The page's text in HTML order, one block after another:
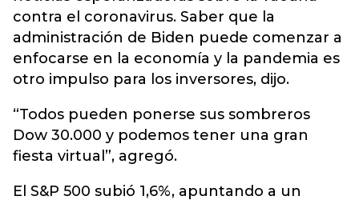
contra el coronavirus. Saber que la
administración de Biden puede comenzar a
enfocarse en la economía y la pandemia es
otro impulso para los inversores, dijo.
“Todos pueden ponerse sus sombreros
Dow 30.000 y podemos tener una gran
fiesta virtual”, agregó.
El S&P 500 subió 1,6%, apuntando a un